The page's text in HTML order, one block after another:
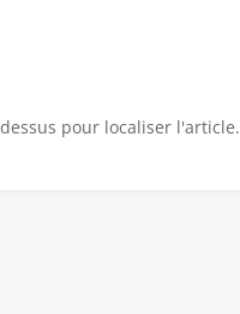
pour localiser l'article.